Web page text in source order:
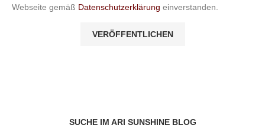
Webseite gemäß Datenschutzerklärung einverstanden.
SUCHE IM ARI SUNSHINE BLOG